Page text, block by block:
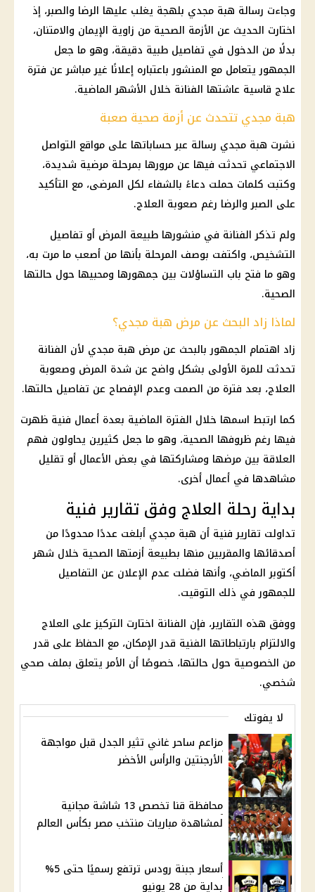
وجاءت رسالة هبة مجدي بلهجة يغلب عليها الرضا والصبر، إذ
اختارت الحديث عن الأزمة الصحية من زاوية الإيمان والامتنان،
بدلًا من الدخول في تفاصيل طبية دقيقة، وهو ما جعل
الجمهور يتعامل مع المنشور باعتباره إعلانًا غير مباشر عن فترة
علاج قاسية عاشتها الفنانة خلال الأشهر الماضية.
هبة مجدي تتحدث عن أزمة صحية صعبة
نشرت هبة مجدي رسالة عبر حساباتها على مواقع التواصل
الاجتماعي تحدثت فيها عن مرورها بمرحلة مرضية شديدة،
وكتبت كلمات حملت دعاءً بالشفاء لكل المرضى، مع التأكيد
على الصبر والرضا رغم صعوبة العلاج.
ولم تذكر الفنانة في منشورها طبيعة المرض أو تفاصيل
التشخيص، واكتفت بوصف المرحلة بأنها من أصعب ما مرت به،
وهو ما فتح باب التساؤلات بين جمهورها ومحبيها حول حالتها
الصحية.
لماذا زاد البحث عن مرض هبة مجدي؟
زاد اهتمام الجمهور بالبحث عن مرض هبة مجدي لأن الفنانة
تحدثت للمرة الأولى بشكل واضح عن شدة المرض وصعوبة
العلاج، بعد فترة من الصمت وعدم الإفصاح عن تفاصيل حالتها.
كما ارتبط اسمها خلال الفترة الماضية بعدة أعمال فنية ظهرت
فيها رغم ظروفها الصحية، وهو ما جعل كثيرين يحاولون فهم
العلاقة بين مرضها ومشاركتها في بعض الأعمال أو تقليل
مشاهدها في أعمال أخرى.
بداية رحلة العلاج وفق تقارير فنية
تداولت تقارير فنية أن هبة مجدي أبلغت عددًا محدودًا من
أصدقائها والمقربين منها بطبيعة أزمتها الصحية خلال شهر
أكتوبر الماضي، وأنها فضلت عدم الإعلان عن التفاصيل
للجمهور في ذلك التوقيت.
ووفق هذه التقارير، فإن الفنانة اختارت التركيز على العلاج
والالتزام بارتباطاتها الفنية قدر الإمكان، مع الحفاظ على قدر
من الخصوصية حول حالتها، خصوصًا أن الأمر يتعلق بملف صحي
شخصي.
لا يفوتك
مزاعم ساحر غاني تثير الجدل قبل مواجهة
الأرجنتين والرأس الأخضر
محافظة قنا تخصص 13 شاشة مجانية
لمشاهدة مباريات منتخب مصر بكأس العالم
أسعار جبنة رودس ترتفع رسميًا حتى 5%
بداية من 28 يونيو